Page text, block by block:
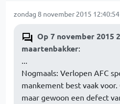
zondag 8 november 2015 12:40:54
Op 7 november 2015
maartenbakker:
...
Nogmaals: Verlopen AFC
mankement best vaak
maar gewoon een defect